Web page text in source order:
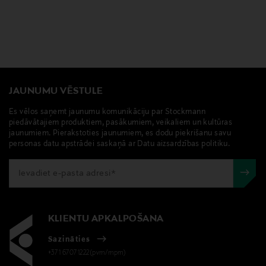
JAUNUMU VĒSTULE
Es vēlos saņemt jaunumu komunikāciju par Stockmann
piedāvātajiem produktiem, pasākumiem, veikaliem un kultūras
jaunumiem. Pierakstoties jaunumiem, es dodu piekrišanu savu
personas datu apstrādei saskaņā ar Datu aizsardzības politiku.
KLIENTU APKALPOŠANA
Sazināties
+371 67071222(pvm/mpm)